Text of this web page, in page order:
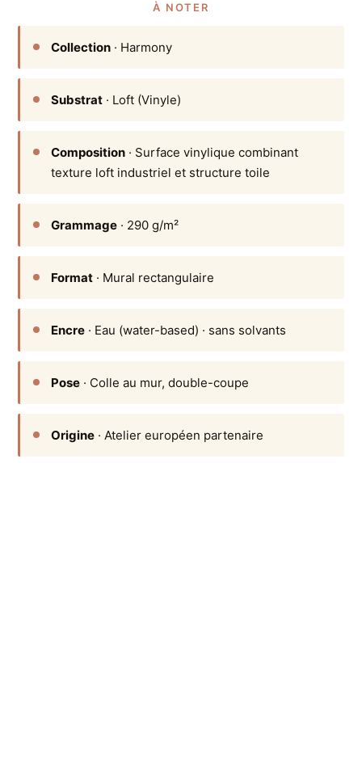
À NOTER
Collection · Harmony
Substrat · Loft (Vinyle)
Composition · Surface vinylique combinant
texture loft industriel et structure toile
Grammage · 290 g/m²
Format · Mural rectangulaire
Encre · Eau (water-based) · sans solvants
Pose · Colle au mur, double-coupe
Origine · Atelier européen partenaire